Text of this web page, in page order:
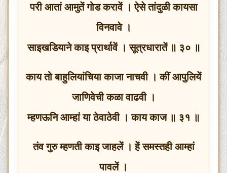
परी आतां आमुतें गोड करावें । ऐसे तांदुळी कायसा
विनवावे ।
साइखडियाने काइ प्रार्थावें । सूत्रधारातें ॥ ३० ॥
काय तो बाहुलियांचिया काजा नाचवी । कीं आपुलियें
जाणिवेची कळा वाढवी ।
म्हणऊनि आम्हां या ठेवाठेवी । काय काज ॥ ३१ ॥
तंव गुरु म्हणती काइ जाहलें । हें समस्तही आम्हां
पावलें ।